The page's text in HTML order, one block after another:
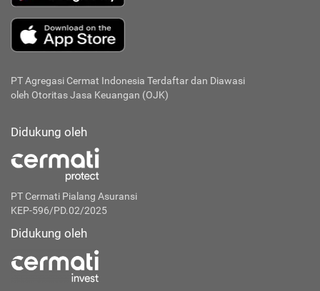
PT Agregasi Cermat Indonesia Terdaftar dan Diawasi
oleh Otoritas Jasa Keuangan (OJK)
Didukung oleh
PT Cermati Pialang Asuransi
KEP-596/PD.02/2025
Didukung oleh